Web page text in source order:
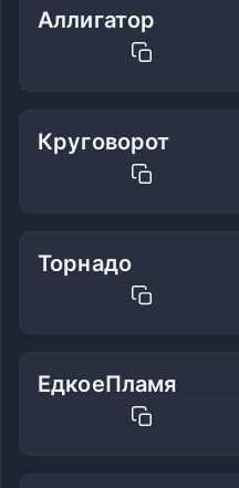
Аллигатор
Круговорот
Торнадо
ЕдкоеПламя